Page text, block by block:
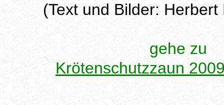
(Text und Bilder:
gehe
Krötenschutzzaun